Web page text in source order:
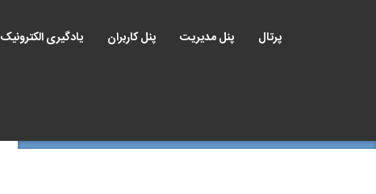
پرتال پنل مدیریت پنل کاربران یادگیری الکترونیک